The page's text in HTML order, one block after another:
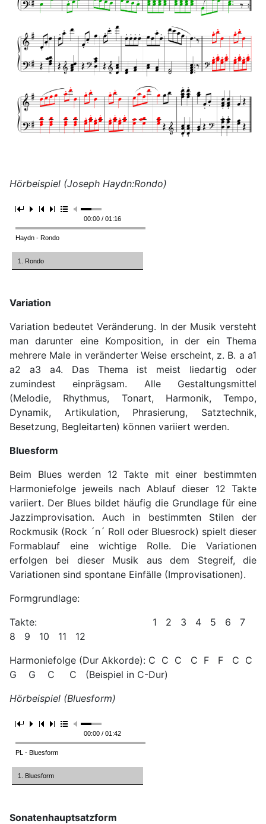
Hörbeispiel (Joseph Haydn:Rondo)
00:00 / 01:16
Haydn - Rondo
1. Rondo
Variation
Variation bedeutet Veränderung. In der Musik versteht
man darunter eine Komposition, in der ein Thema
mehrere Male in veränderter Weise erscheint, z. B. a a1
a2 a3 a4. Das Thema ist meist liedartig oder
zumindest einprägsam. Alle Gestaltungsmittel
(Melodie, Rhythmus, Tonart, Harmonik, Tempo,
Dynamik, Artikulation, Phrasierung, Satztechnik,
Besetzung, Begleitarten) können variiert werden.
Bluesform
Beim Blues werden 12 Takte mit einer bestimmten
Harmoniefolge jeweils nach Ablauf dieser 12 Takte
variiert. Der Blues bildet häufig die Grundlage für eine
Jazzimprovisation. Auch in bestimmten Stilen der
Rockmusik (Rock ´n´ Roll oder Bluesrock) spielt dieser
Formablauf eine wichtige Rolle. Die Variationen
erfolgen bei dieser Musik aus dem Stegreif, die
Variationen sind spontane Einfälle (Improvisationen).
Formgrundlage:
Takte: 1 2 3 4 5 6 7
8 9 10 11 12
Harmoniefolge (Dur Akkorde): C C C C F F C C
G G C C (Beispiel in C-Dur)
Hörbeispiel (Bluesform)
00:00 / 01:42
PL - Bluesform
1. Bluesform
Sonatenhauptsatzform